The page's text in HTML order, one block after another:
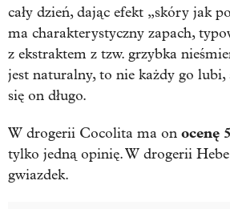
cały dzień, dając efekt „skóry jak
ma charakterystyczny zapach,
z ekstraktem z tzw. grzybka
jest naturalny, to nie każdy go
się on długo.
W drogerii Cocolita ma on ocenę
tylko jedną opinię. W drogerii
gwiazdek.